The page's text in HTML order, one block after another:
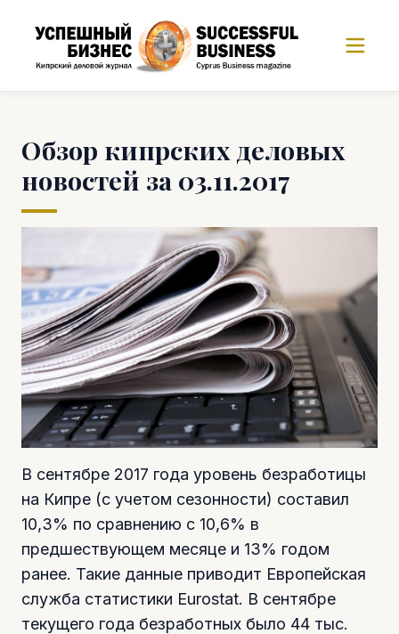
Обзор кипрских деловых
новостей за 03.11.2017
В сентябре 2017 года уровень безработицы
на Кипре (с учетом сезонности) составил
10,3% по сравнению с 10,6% в
предшествующем месяце и 13% годом
ранее. Такие данные приводит Европейская
служба статистики Eurostat. В сентябре
текущего года безработных было 44 тыс.